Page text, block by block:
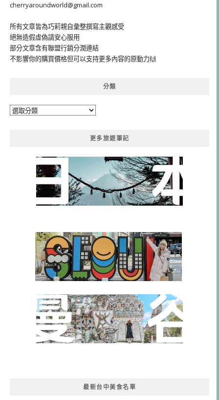
cherryaroundworld@gmail.com
所有文章皆為巧莉親自彙整撰寫主觀感受
絕無造假虛偽請安心服用
部分文章含有聯盟行銷分潤連結
不影響你的購買價格但可以支持更多內容的原動力🙌
分類
分
更多旅遊筆記
最新台中美食名單